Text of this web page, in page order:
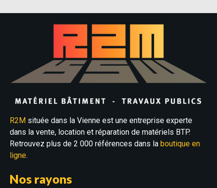
R2M située dans la Vienne est une entreprise experte
dans la vente, location et réparation de matériels BTP.
Retrouvez plus de 2 000 références dans la boutique en
ligne.
Nos rayons